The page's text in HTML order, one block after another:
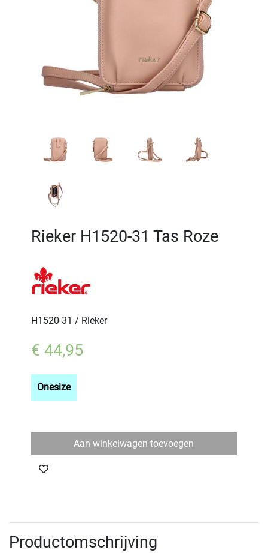
Rieker H1520-31 Tas Roze
H1520-31 / Rieker
€ 44,95
Onesize
Aan winkelwagen toevoegen
Productomschrijving